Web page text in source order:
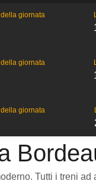
della giornata
della giornata
della giornata
Tutti i treni